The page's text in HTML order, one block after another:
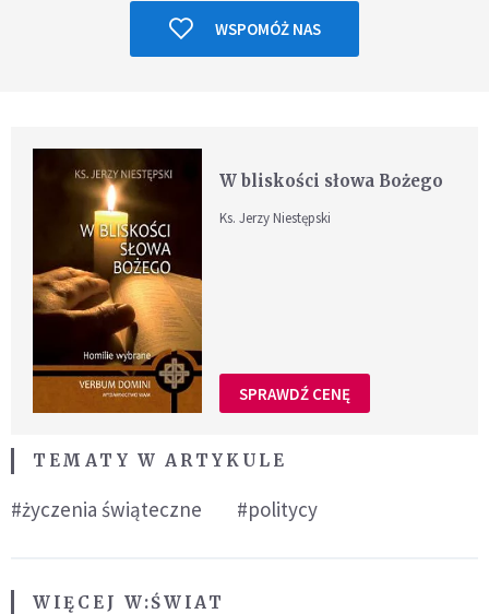
WSPOMÓŻ NAS
W bliskości słowa Bożego
Ks. Jerzy Niestępski
SPRAWDŹ CENĘ
TEMATY W ARTYKULE
#życzenia świąteczne #politycy
WIĘCEJ W:ŚWIAT